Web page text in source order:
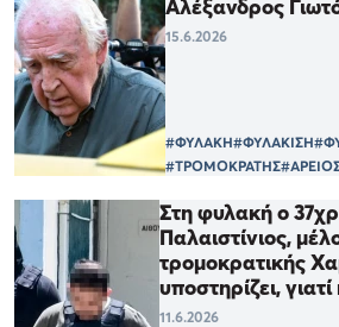
Αλέξανδρος
15.6.2026
#ΦΥΛΑΚΗ#ΦΥΛΑΚΙΣΗ
#ΤΡΟΜΟΚΡΑΤΗΣ
Στη φυλακή ο
Παλαιστίνιος,
τρομοκρατικής
υποστηρίζει,
11.6.2026